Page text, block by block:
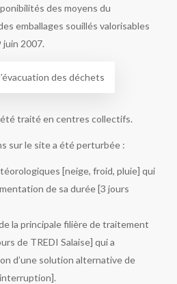
des moyens du
emballages souillés valorisables
juin 2007.
des déchets
été traité en centres collectifs.
sur le site a été perturbée :
[neige, froid, pluie] qui
de sa durée [3 jours
la principale filière de traitement
de TREDI Salaise] qui a
d’une solution alternative de